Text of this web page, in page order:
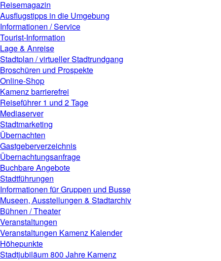
Reisemagazin
Ausflugstipps in die Umgebung
Informationen / Service
Tourist-Information
Lage & Anreise
Stadtplan / virtueller Stadtrundgang
Broschüren und Prospekte
Online-Shop
Kamenz barrierefrei
Reiseführer 1 und 2 Tage
Mediaserver
Stadtmarketing
Übernachten
Gastgeberverzeichnis
Übernachtungsanfrage
Buchbare Angebote
Stadtführungen
Informationen für Gruppen und Busse
Museen, Ausstellungen & Stadtarchiv
Bühnen / Theater
Veranstaltungen
Veranstaltungen Kamenz Kalender
Höhepunkte
Stadtjubiläum 800 Jahre Kamenz